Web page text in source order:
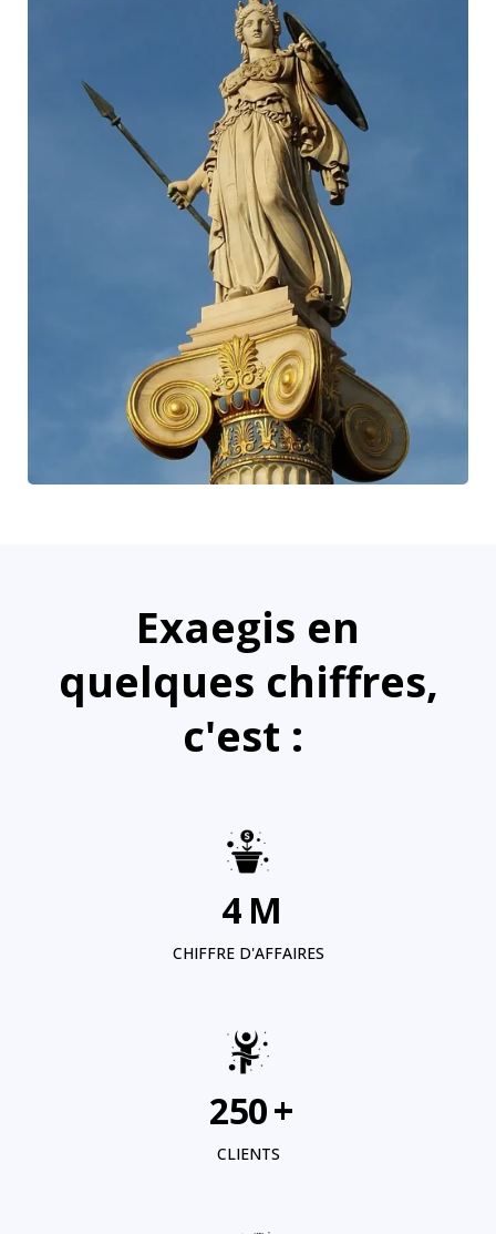
Exaegis en
quelques chiffres,
c'est :
4 M
CHIFFRE D'AFFAIRES
250+
CLIENTS